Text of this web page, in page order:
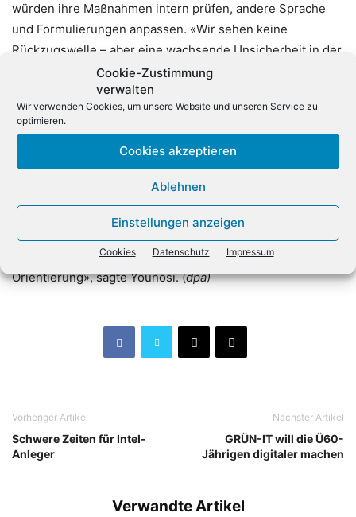
Cookie-Zustimmung
verwalten
Wir verwenden Cookies, um unsere Website und unseren Service zu
optimieren.
Cookies akzeptieren
Ablehnen
Einstellungen anzeigen
Cookies Datenschutz Impressum
würden ihre Maßnahmen intern prüfen, andere Sprache
und Formulierungen anpassen. «Wir sehen keine
Rückzugswelle – aber eine wachsende Unsicherheit in der
Kommunikation», sagte Vereinsgeschäftsführer Cawa
Besonders gefragt seien Argumentationshilfen, juristische
Einordnungen sowie Empfehlungen zur Wortwahl. Viele
Unternehmen seien sich ihrer Haltung grundsätzlich
sicher, sagte eine Vereinssprecherin. Doch zunehmend
entstehe Unsicherheit darüber, wie diese vermittelt
werden könne – etwa gegenüber Medien oder in
kritischen Gesprächen. «Vielfalt braucht gerade jetzt
Orientierung», sagte Younosi. (dpa)
Vorheriger Artikel
Schwere Zeiten für Intel-
Anleger
Nächster Artikel
GRÜN-IT will die Ü60-
Jährigen digitaler machen
Verwandte Artikel